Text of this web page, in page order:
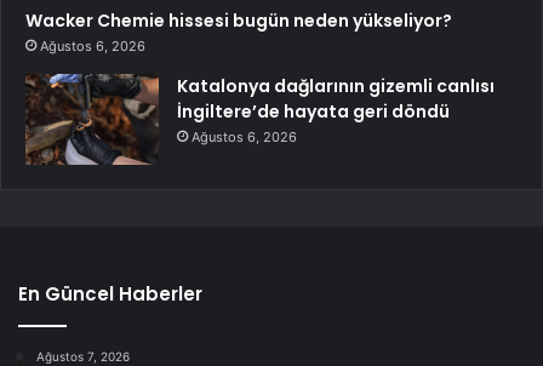
Wacker Chemie hissesi bugün neden yükseliyor?
Ağustos 6, 2026
Katalonya dağlarının gizemli canlısı
İngiltere’de hayata geri döndü
Ağustos 6, 2026
En Güncel Haberler
Ağustos 7, 2026